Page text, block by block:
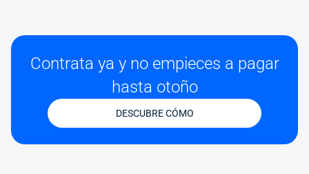
Contrata ya y no empieces a pagar
hasta otoño
DESCUBRE CÓMO